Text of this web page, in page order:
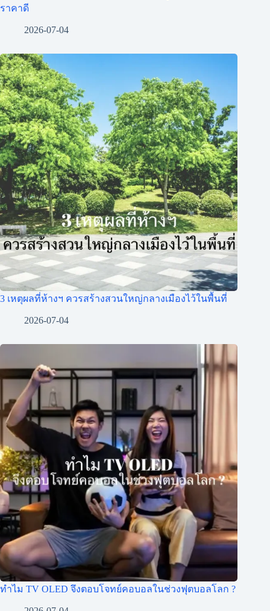
ราคาดี
2026-07-04
3 เหตุผลที่ห้างฯ ควรสร้างสวนใหญ่กลางเมืองไว้ในพื้นที่
2026-07-04
ทำไม TV OLED จึงตอบโจทย์คอบอลในช่วงฟุตบอลโลก ?